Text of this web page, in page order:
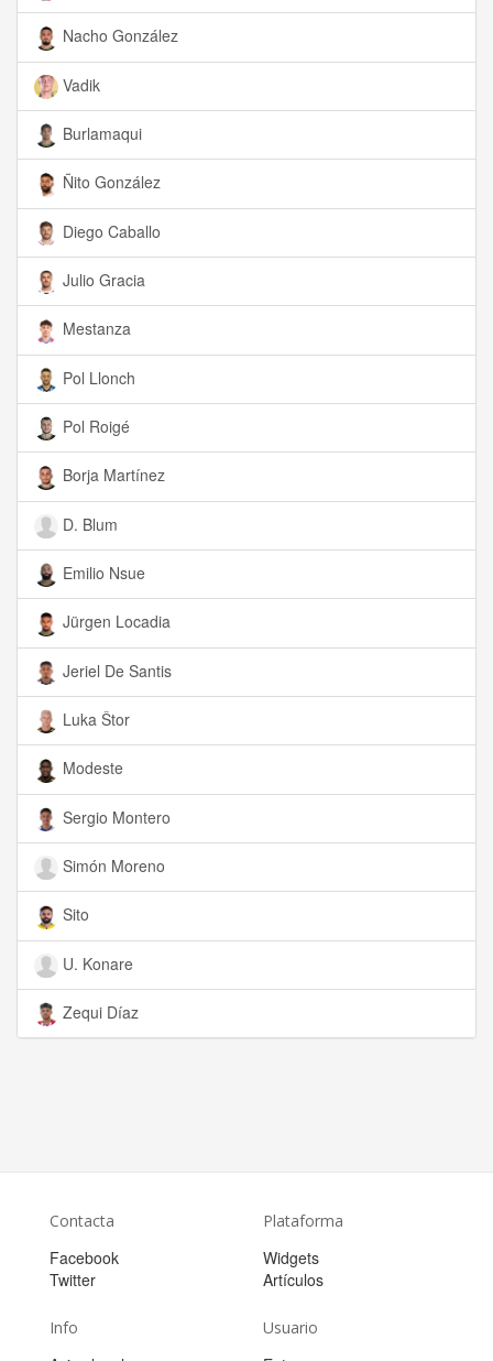
Nacho González
Vadik
Burlamaqui
Ñito González
Diego Caballo
Julio Gracia
Mestanza
Pol Llonch
Pol Roigé
Borja Martínez
D. Blum
Emilio Nsue
Jürgen Locadia
Jeriel De Santis
Luka Štor
Modeste
Sergio Montero
Simón Moreno
Sito
U. Konare
Zequi Díaz
Contacta
Facebook
Twitter
Plataforma
Widgets
Artículos
Info Usuario